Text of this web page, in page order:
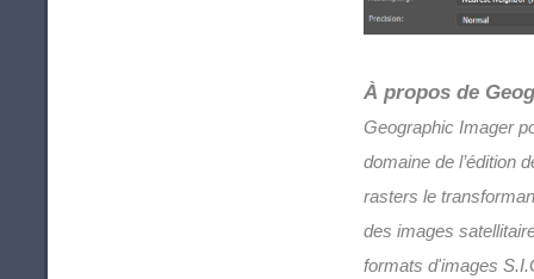
À propos de
Geographic Imager
domaine de l’édition
rasters le
des images
formats d'images